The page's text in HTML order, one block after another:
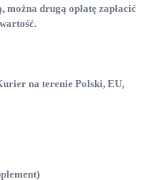
drugą opłatę zapłacić
na terenie Polski, EU,